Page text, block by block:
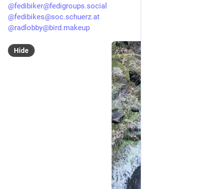
@fedibiker@fedigroups.social
@fedibikes@soc.schuerz.at
@radlobby@bird.makeup
Hide